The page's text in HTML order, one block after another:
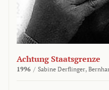
Achtung Staatsgrenze
1996 / Sabine Derflinger,